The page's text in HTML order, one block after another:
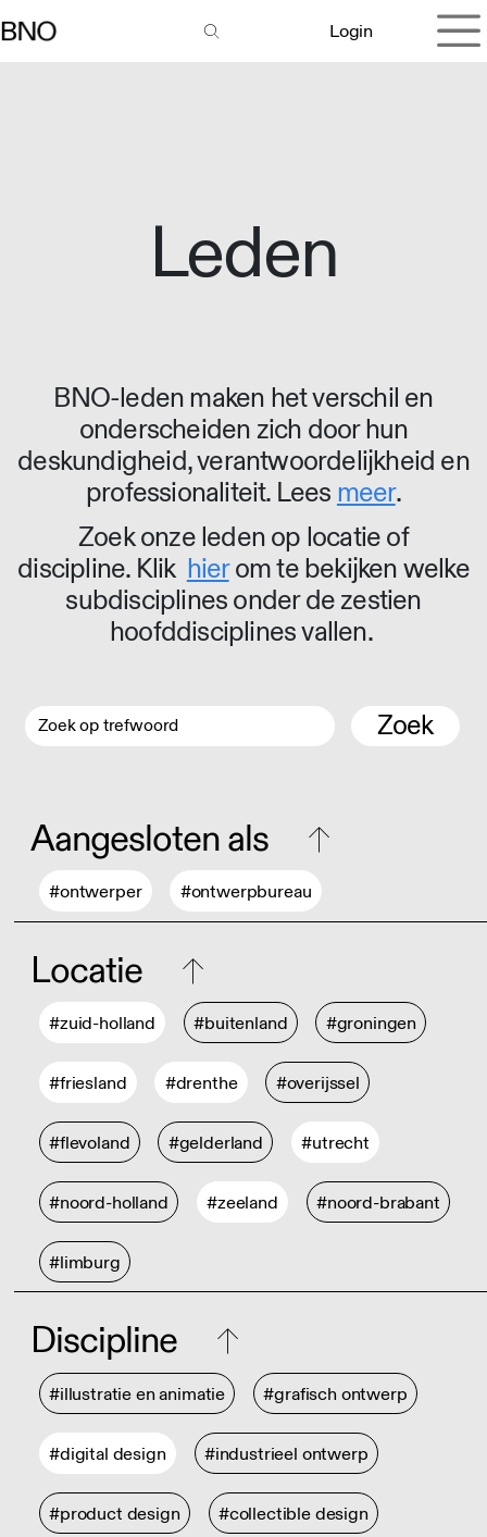
Login
Leden
BNO-leden maken het verschil en
onderscheiden zich door hun
deskundigheid, verantwoordelijkheid en
professionaliteit. Lees meer.
Zoek onze leden op locatie of
discipline. Klik hierom te bekijken welke
subdisciplines onder de zestien
hoofddisciplines vallen.
Zoek
Aangesloten als
#ontwerper #ontwerpbureau
Locatie
#zuid-holland #buitenland #groningen
#friesland #drenthe #overijssel
#flevoland #gelderland #utrecht
#noord-holland #zeeland #noord-brabant
#limburg
Discipline
#illustratie en animatie #grafisch ontwerp
#digital design #industrieel ontwerp
#product design #collectible design